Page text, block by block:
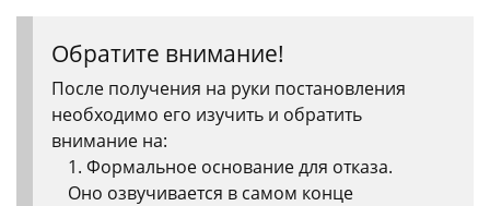
Обратите внимание!
После получения на руки постановления
необходимо его изучить и обратить
внимание на:
Формальное основание для отказа.
Оно озвучивается в самом конце